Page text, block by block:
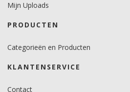
Mijn Uploads
PRODUCTEN
Categorieën en Producten
KLANTENSERVICE
Contact